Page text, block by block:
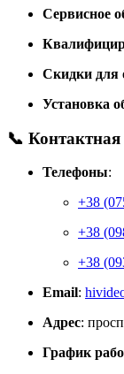
Сервисное
Скидки
Установка
📞
Телефоны:
+38
+38
+38
Email:
Адрес:
График